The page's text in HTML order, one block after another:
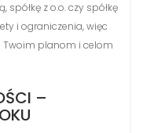
z o.o. czy spółkę
i ograniczenia, więc
Twoim planom i celom
–